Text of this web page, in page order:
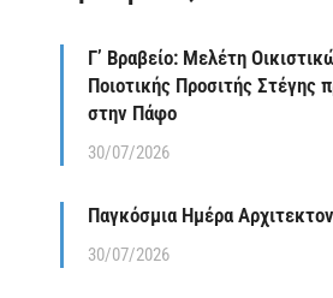
Γ’ Βραβείο: Μελέτη
Ποιοτικής Προσιτής Στέγης
στην Πάφο
30/07/2026
Παγκόσμια Ημέρα
30/07/2026